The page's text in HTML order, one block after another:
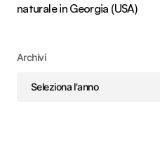
naturale in Georgia (USA)
Archivi